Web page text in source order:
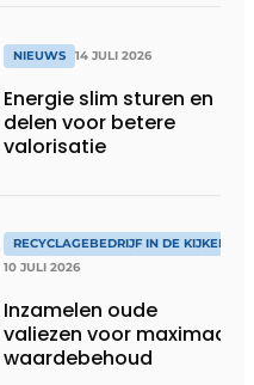
NIEUWS 14 JULI 2026
Energie slim sturen en
delen voor betere
valorisatie
RECYCLAGEBEDRIJF IN DE KIJKER
10 JULI 2026
Inzamelen oude
valiezen voor maximaal
waardebehoud